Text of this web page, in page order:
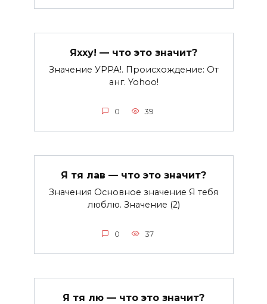
Яхху! — что это значит?
Значение УРРА!. Происхождение: От
анг. Yohoo!
0 39
Я тя лав — что это значит?
Значения Основное значение Я тебя
люблю. Значение (2)
0 37
Я тя лю — что это значит?